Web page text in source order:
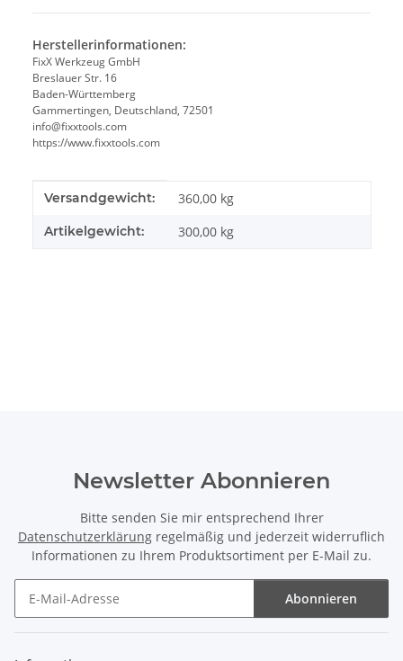
Herstellerinformationen:
FixX Werkzeug GmbH
Breslauer Str. 16
Baden-Württemberg
Gammertingen, Deutschland, 72501
info@fixxtools.com
https://www.fixxtools.com
Produkteigenschaft
Wert
Versandgewicht: 360,00 kg
Artikelgewicht: 300,00 kg
Newsletter Abonnieren
Bitte senden Sie mir entsprechend Ihrer
Datenschutzerklärung regelmäßig und jederzeit widerruflich
Informationen zu Ihrem Produktsortiment per E-Mail zu.
Abonnieren